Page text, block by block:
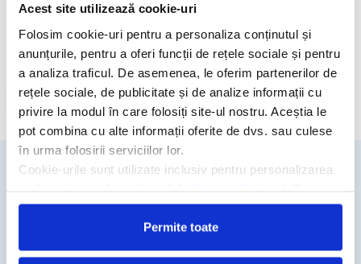
Acest site utilizează cookie-uri
Folosim cookie-uri pentru a personaliza conținutul și
anunțurile, pentru a oferi funcții de rețele sociale și pentru
a analiza traficul. De asemenea, le oferim partenerilor de
rețele sociale, de publicitate și de analize informații cu
privire la modul în care folosiți site-ul nostru. Aceștia le
pot combina cu alte informații oferite de dvs. sau culese
în urma folosirii serviciilor lor.
Cookie-urile sunt utilizate inclusiv pentru personalizarea
Permite toate
Camere hotel
Cere oferta personalizata
travelmatters.ro